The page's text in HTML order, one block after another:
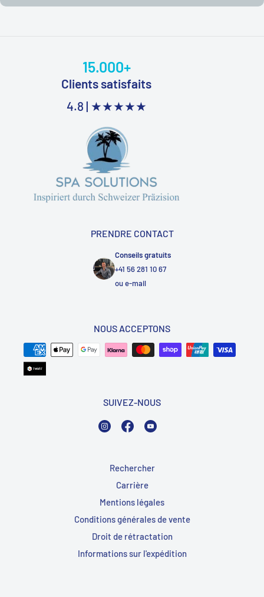
15.000+
Clients satisfaits
4.8 | ★★★★★
PRENDRE CONTACT
Conseils gratuits
+41 56 281 10 67
oue-mail
NOUS ACCEPTONS
SUIVEZ-NOUS
InstagramFacebook
Rechercher
Carrière
Mentions légales
Conditions générales de vente
Droit de rétractation
Informations sur l'expédition